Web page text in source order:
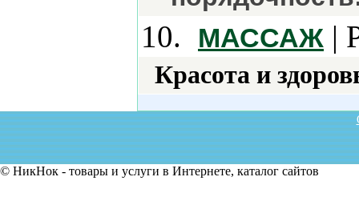
10. МАССАЖ |
Красота и
© НикНок - товары и услуги в Интернете, каталог сайтов